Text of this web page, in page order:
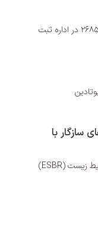
سازگار با
اولین تولیدکننده الاستومرهای سازگار با محیط زیست (ESBR)